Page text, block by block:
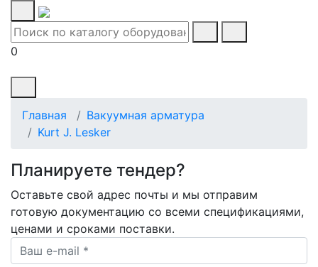
0
Главная
Вакуумная арматура
Kurt J. Lesker
Планируете тендер?
Оставьте свой адрес почты и мы отправим
готовую документацию со всеми спецификациями,
ценами и сроками поставки.
Ваш e-mail *